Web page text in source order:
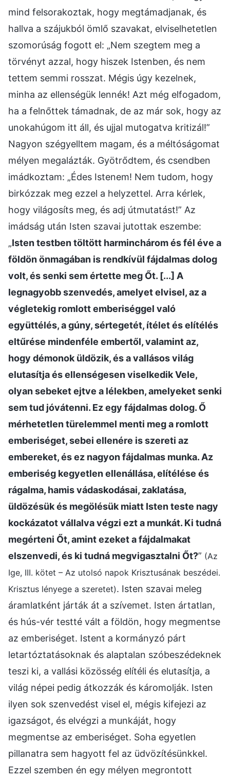
mind felsorakoztak, hogy megtámadjanak, és
hallva a szájukból ömlő szavakat, elviselhetetlen
szomorúság fogott el: „Nem szegtem meg a
törvényt azzal, hogy hiszek Istenben, és nem
tettem semmi rosszat. Mégis úgy kezelnek,
minha az ellenségük lennék! Azt még elfogadom,
ha a felnőttek támadnak, de az már sok, hogy az
unokahúgom itt áll, és ujjal mutogatva kritizál!”
Nagyon szégyelltem magam, és a méltóságomat
mélyen megalázták. Gyötrődtem, és csendben
imádkoztam: „Édes Istenem! Nem tudom, hogy
birkózzak meg ezzel a helyzettel. Arra kérlek,
hogy világosíts meg, és adj útmutatást!” Az
imádság után Isten szavai jutottak eszembe:
„Isten testben töltött harminchárom és fél éve a
földön önmagában is rendkívül fájdalmas dolog
volt, és senki sem értette meg Őt. [...] A
legnagyobb szenvedés, amelyet elvisel, az a
végletekig romlott emberiséggel való
együttélés, a gúny, sértegetét, ítélet és elítélés
eltűrése mindenféle embertől, valamint az,
hogy démonok üldözik, és a vallásos világ
elutasítja és ellenségesen viselkedik Vele,
olyan sebeket ejtve a lélekben, amelyeket senki
sem tud jóvátenni. Ez egy fájdalmas dolog. Ő
mérhetetlen türelemmel menti meg a romlott
emberiséget, sebei ellenére is szereti az
embereket, és ez nagyon fájdalmas munka. Az
emberiség kegyetlen ellenállása, elítélése és
rágalma, hamis vádaskodásai, zaklatása,
üldözésük és megölésük miatt Isten teste nagy
kockázatot vállalva végzi ezt a munkát. Ki tudná
megérteni Őt, amint ezeket a fájdalmakat
elszenvedi, és ki tudná megvigasztalni Őt?” (Az
Ige, III. kötet – Az utolsó napok Krisztusának beszédei.
Krisztus lényege a szeretet). Isten szavai meleg
áramlatként járták át a szívemet. Isten ártatlan,
és hús-vér testté vált a földön, hogy megmentse
az emberiséget. Istent a kormányzó párt
letartóztatásoknak és alaptalan szóbeszédeknek
teszi ki, a vallási közösség elítéli és elutasítja, a
világ népei pedig átkozzák és káromolják. Isten
ilyen sok szenvedést visel el, mégis kifejezi az
igazságot, és elvégzi a munkáját, hogy
megmentse az emberiséget. Soha egyetlen
pillanatra sem hagyott fel az üdvözítésünkkel.
Ezzel szemben én egy mélyen megrontott